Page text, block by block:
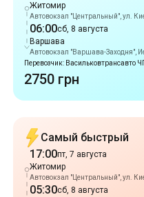
Житомир
Автовокзал "Центральный", ул.
06:00сб, 8 августа
Варшава
Автовокзал "Варшава-Заходня",
Перевозчик: Васильковтрансавто
2750 грн
Самый быстрый
17:00пт, 7 августа
Житомир
Автовокзал "Центральный", ул.
05:30сб, 8 августа